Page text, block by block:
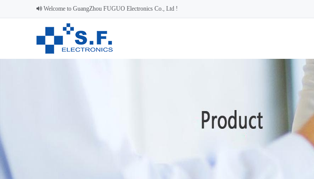
Welcome to GuangZhou FUGUO Electronics Co., Ltd !